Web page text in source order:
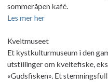
sommeråpen kafé.
Les mer her
Kveitmuseet
Et kystkulturmuseum i den
utstillinger om kveitefiske,
«Gudsfisken». Et